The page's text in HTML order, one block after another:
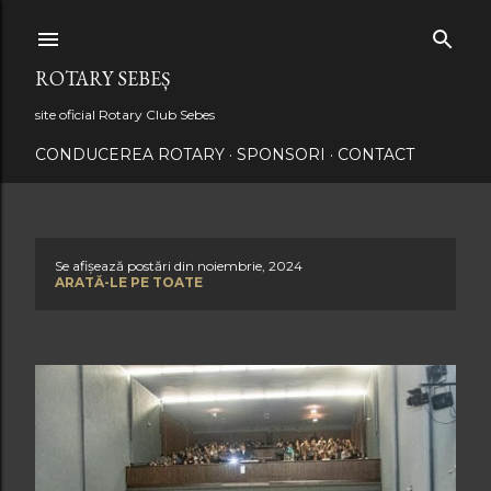
ROTARY SEBEȘ
site oficial Rotary Club Sebes
CONDUCEREA ROTARY SPONSORI CONTACT
s
Se afișează postări din noiembrie, 2024
ARATĂ-LE PE TOATE